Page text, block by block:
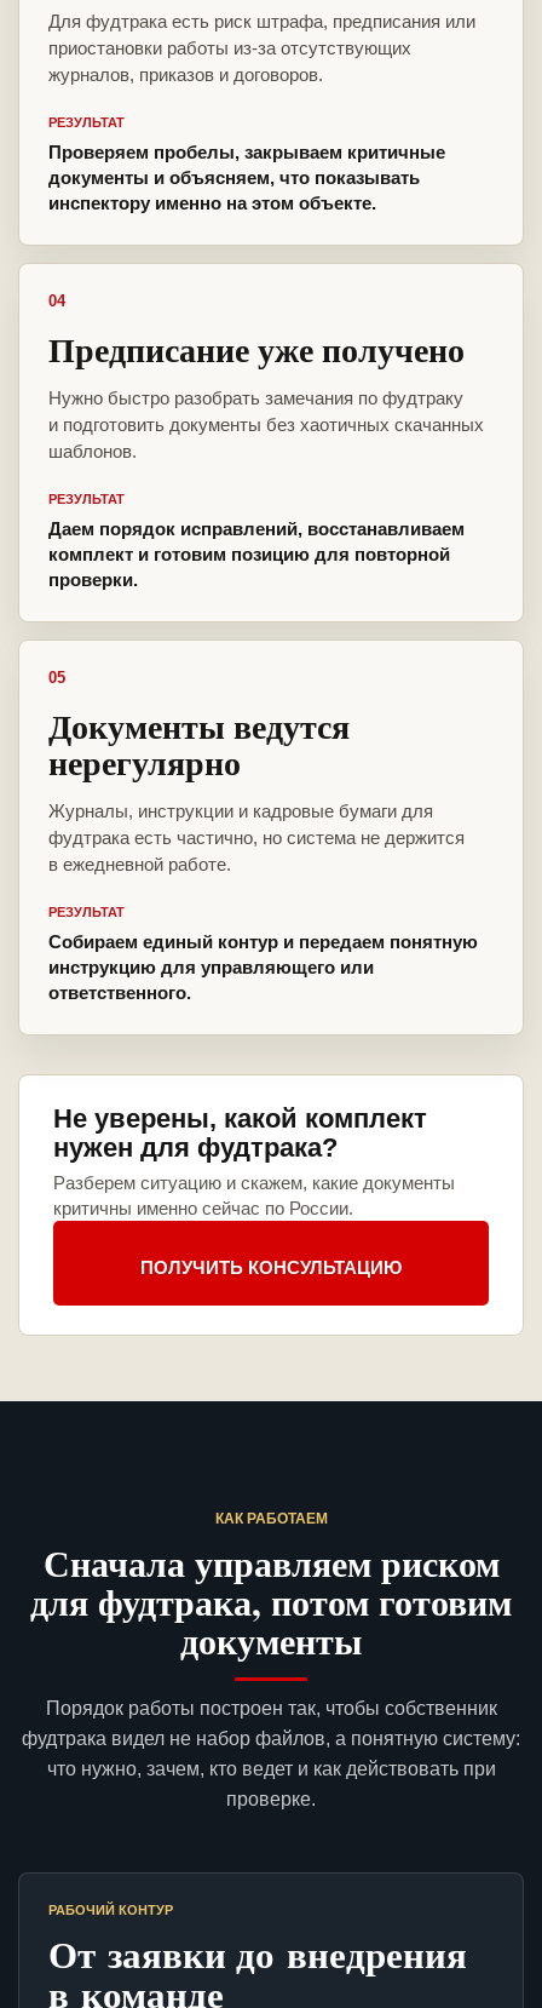
Для фудтрака есть риск штрафа, предписания или
приостановки работы из-за отсутствующих
журналов, приказов и договоров.
РЕЗУЛЬТАТ
Проверяем пробелы, закрываем критичные
документы и объясняем, что показывать
инспектору именно на этом объекте.
04
Предписание уже получено
Нужно быстро разобрать замечания по фудтраку
и подготовить документы без хаотичных скачанных
шаблонов.
РЕЗУЛЬТАТ
Даем порядок исправлений, восстанавливаем
комплект и готовим позицию для повторной
проверки.
05
Документы ведутся
нерегулярно
Журналы, инструкции и кадровые бумаги для
фудтрака есть частично, но система не держится
в ежедневной работе.
РЕЗУЛЬТАТ
Собираем единый контур и передаем понятную
инструкцию для управляющего или
ответственного.
Не уверены, какой комплект
нужен для фудтрака?
Разберем ситуацию и скажем, какие документы
критичны именно сейчас по России.
ПОЛУЧИТЬ КОНСУЛЬТАЦИЮ
КАК РАБОТАЕМ
Сначала управляем риском
для фудтрака, потом готовим
документы
Порядок работы построен так, чтобы собственник
фудтрака видел не набор файлов, а понятную систему:
что нужно, зачем, кто ведет и как действовать при
проверке.
РАБОЧИЙ КОНТУР
От заявки до внедрения
в команде